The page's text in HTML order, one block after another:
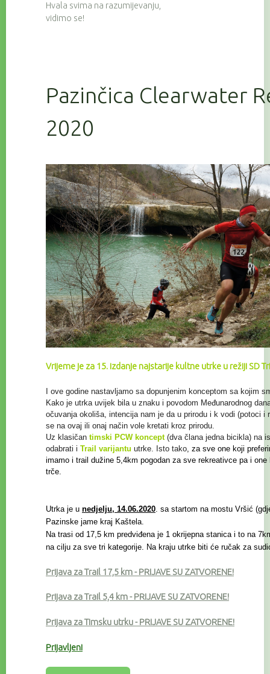
Hvala svima na razumijevanju,
vidimo se!
Pazinčica Clearwater
2020
Vrijeme je za 15. izdanje najstarije kultne utrke u režiji SD
I ove godine nastavljamo sa dopunjenim konceptom sa kojim
Kako je utrka uvijek bila u znaku i povodom Međunarodnog
očuvanja okoliša, intencija nam je da u prirodu i k vodi (potoci i
se na ovaj ili onaj način vole kretati kroz prirodu.
Uz klasičan timski PCW koncept(dva člana jedna bicikla) na
odabrati i Trail varijantu utrke. Isto tako , za sve one koji
imamo i trail dužine 5,4km pogodan za sve rekreativce pa i one
trče.
Utrka je u nedjelju, 14.06.2020 . sa startom na mostu Vršić
Pazinske jame kraj Kaštela.
Na trasi od 17,5 km predviđena je 1 okrijepna stanica i to na
na cilju za sve tri kategorije. Na kraju utrke biti će ručak za
Prijava za Trail 17,5 km- PRIJAVE SU ZATVORENE!
Prijava za Trail 5,4 km- PRIJAVE SU ZATVORENE!
Prijava za Timsku utrku - PRIJAVE SU ZATVORENE!
Prijavljeni